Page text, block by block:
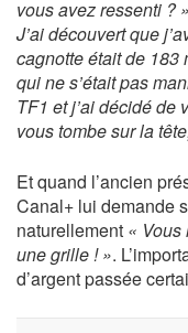
vous avez ressenti ? »
J’ai découvert que
cagnotte était de
qui ne s’était pas
TF1 et j’ai décidé de
vous tombe sur la
Et quand l’ancien
Canal+ lui demande
naturellement « Vous
une grille ! ».
d’argent passée